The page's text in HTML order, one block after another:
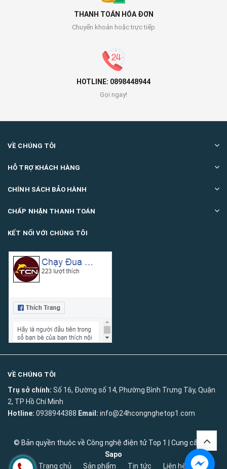
THANH TOÁN HÓA ĐƠN
Chuyển khoản hoặc trực tiếp
HOTLINE: 0898448944
Gọi ngay!
VỀ CHÚNG TÔI
HỖ TRỢ KHÁCH HÀNG
CHÍNH SÁCH BẢO HÀNH
CHẤP NHẬN THANH TOÁN
KẾT NỐI VỚI CHÚNG TÔI
VỀ CHÚNG TÔI
Trụ sở chính: Số 16, Đường số 14, Phường Bình Trưng Tây, Quận
2, TP Hồ Chí Minh
Hotline: 0938944388 Email: info@24hcongnghetop1.com
© Bản quyền thuộc về Công nghệ điện tử Top 1
Cung cấp bởi
Sapo
Trang chủ
Sản phẩm Tin tức Liên hệ